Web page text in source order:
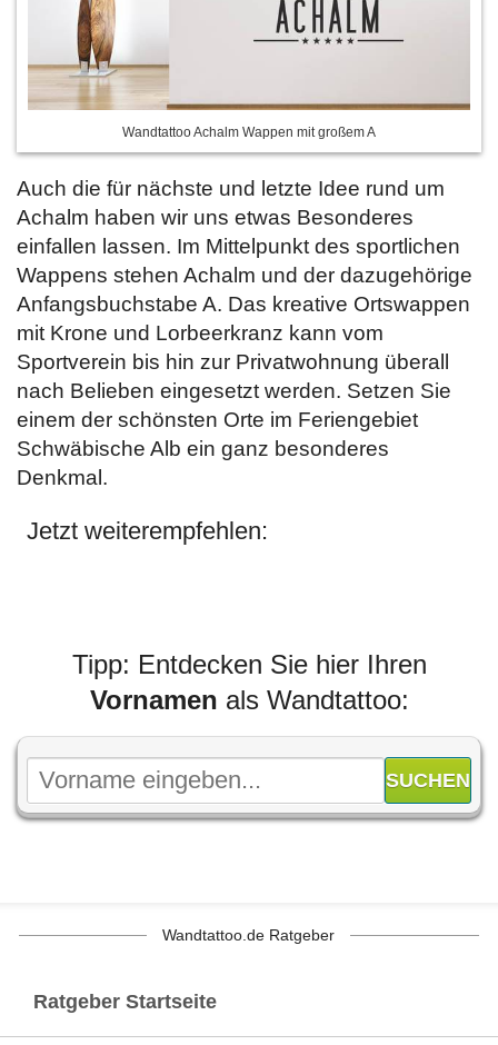
Wandtattoo Achalm Wappen mit großem A
Auch die für nächste und letzte Idee rund um
Achalm haben wir uns etwas Besonderes
einfallen lassen. Im Mittelpunkt des sportlichen
Wappens stehen Achalm und der dazugehörige
Anfangsbuchstabe A. Das kreative Ortswappen
mit Krone und Lorbeerkranz kann vom
Sportverein bis hin zur Privatwohnung überall
nach Belieben eingesetzt werden. Setzen Sie
einem der schönsten Orte im Feriengebiet
Schwäbische Alb ein ganz besonderes
Denkmal.
Jetzt weiterempfehlen:
Tipp: Entdecken Sie hier Ihren
Vornamen als Wandtattoo:
Wandtattoo.de Ratgeber
Ratgeber Startseite